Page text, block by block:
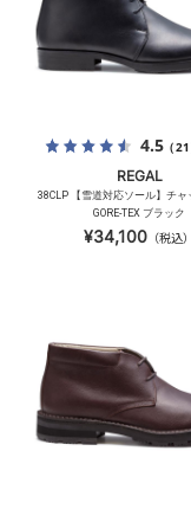
4.5（21
REGAL
38CLP 【雪道対応ソール】チャ
GORE-TEX ブラック
¥34,100 （税込）